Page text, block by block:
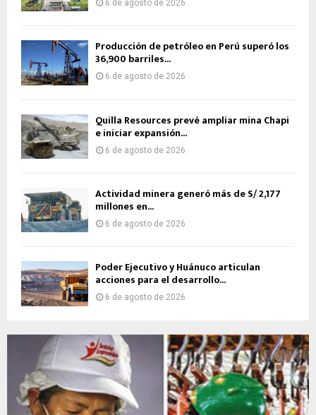
6 de agosto de 2026
Producción de petróleo en Perú superó los
36,900 barriles...
6 de agosto de 2026
Quilla Resources prevé ampliar mina Chapi
e iniciar expansión...
6 de agosto de 2026
Actividad minera generó más de S/ 2,177
millones en...
6 de agosto de 2026
Poder Ejecutivo y Huánuco articulan
acciones para el desarrollo...
6 de agosto de 2026